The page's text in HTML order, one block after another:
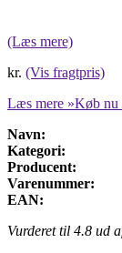
(Læs mere)
kr. (Vis fragtpris)
Læs mere »Køb nu
Navn:
Kategori:
Producent:
Varenummer:
EAN:
Vurderet til 4.8 ud